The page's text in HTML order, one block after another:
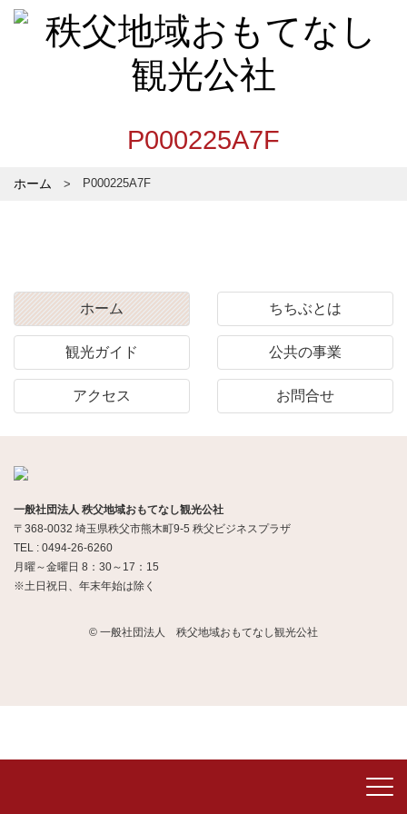
P000225A7F
ホーム P000225A7F
ホーム ちちぶとは
観光ガイド 公共の事業
アクセス お問合せ
一般社団法人 秩父地域おもてなし観光公社
〒368-0032 埼玉県秩父市熊木町9-5 秩父ビジネスプラザ
TEL : 0494-26-6260
月曜～金曜日 8：30～17：15
※土日祝日、年末年始は除く
© 一般社団法人 秩父地域おもてなし観光公社